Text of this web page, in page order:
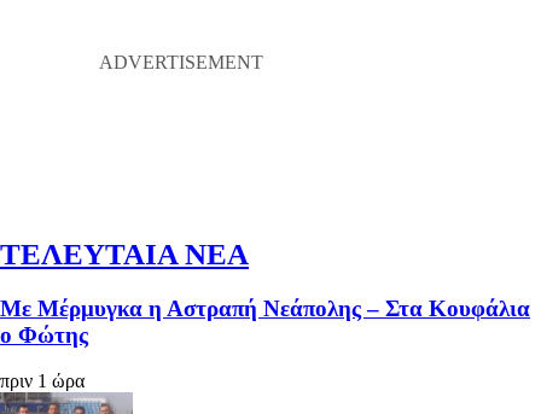
ΤΕΛΕΥΤΑΙΑ ΝΕΑ
Με Μέρμυγκα η Αστραπή Νεάπολης – Στα Κουφάλια
ο Φώτης
πριν 1 ώρα